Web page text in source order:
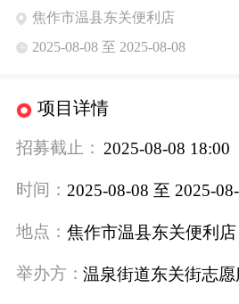
焦作市温县东关便利店
2025-08-08 至 2025-08-08
项目详情
招募截止： 2025-08-08 18:00
时间： 2025-08-08 至 2025-
地点： 焦作市温县东关便利店
举办方：温泉街道东关街志愿